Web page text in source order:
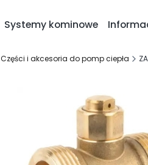
Systemy kominowe
Części i akcesoria do pomp ciepła